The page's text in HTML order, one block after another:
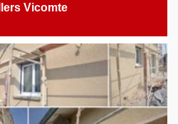
Vicomte